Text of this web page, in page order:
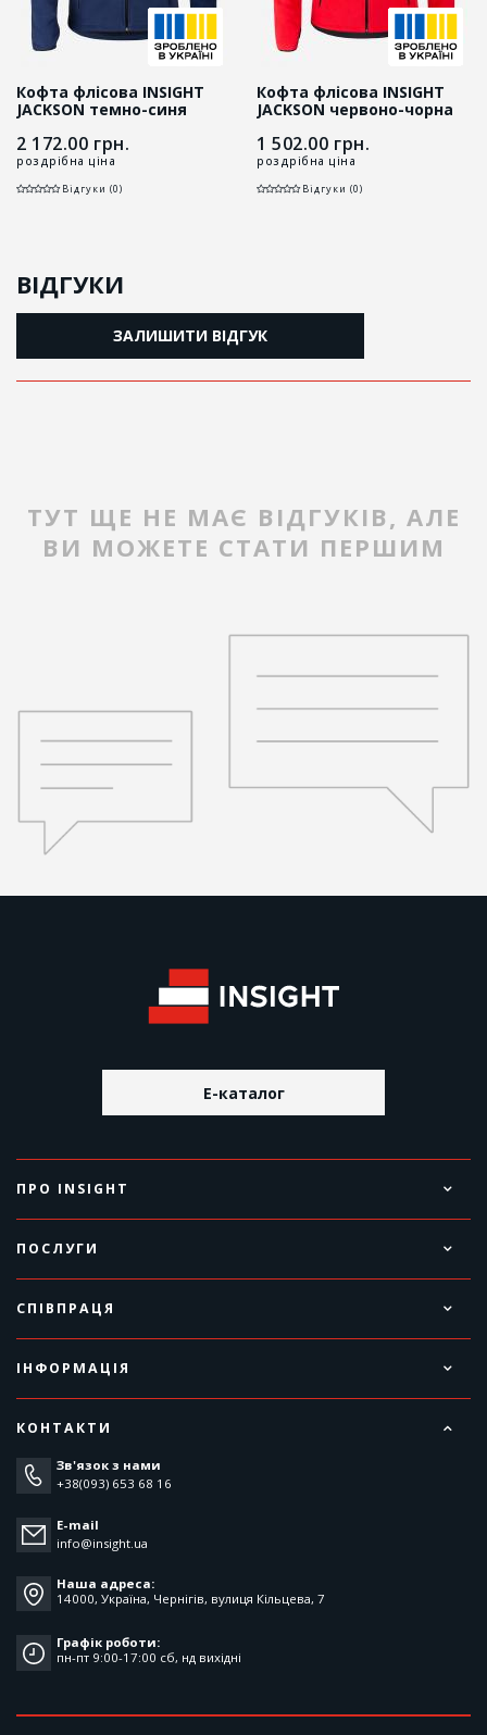
Кофта флісова INSIGHT
JACKSON темно-синя
2 172.00 грн.
роздрібна ціна
Відгуки (0)
Кофта флісова INSIGHT
JACKSON червоно-чорна
1 502.00 грн.
роздрібна ціна
Відгуки (0)
ВІДГУКИ
ЗАЛИШИТИ ВІДГУК
ТУТ ЩЕ НЕ МАЄ ВІДГУКІВ, АЛЕ
ВИ МОЖЕТЕ СТАТИ ПЕРШИМ
E-каталог
ПРО INSIGHT
ПОСЛУГИ
СПІВПРАЦЯ
ІНФОРМАЦІЯ
КОНТАКТИ
Зв'язок з нами
+38(093) 653 68 16
E-mail
info@insight.ua
Наша адреса:
14000, Україна, Чернігів, вулиця Кільцева, 7
Графік роботи:
пн-пт 9:00-17:00 cб, нд вихідні